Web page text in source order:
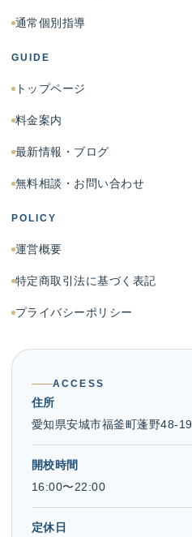
通常個別指導
GUIDE
トップページ
料金案内
最新情報・ブログ
無料相談・お問い合わせ
POLICY
運営概要
特定商取引法に基づく表記
プライバシーポリシー
ACCESS
住所
愛知県安城市福釜町蓬野48-19
開校時間
16:00〜22:00
定休日